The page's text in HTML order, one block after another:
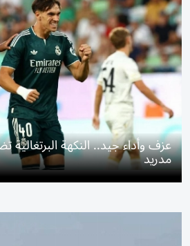
عزف وأداء جيد.. النكهة البرتغالية
مدريد